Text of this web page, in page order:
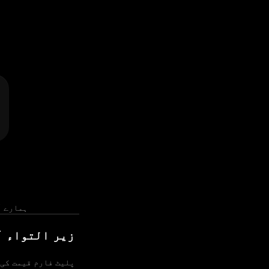
زیر التواء
پلیٹ فارم قیمت